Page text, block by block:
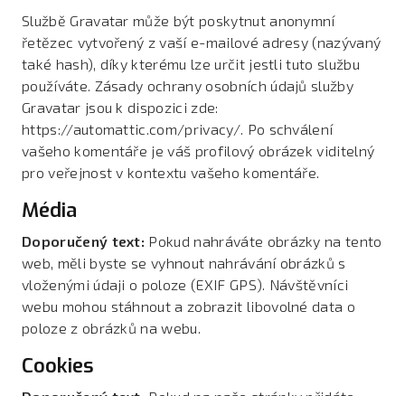
Službě Gravatar může být poskytnut anonymní
řetězec vytvořený z vaší e-mailové adresy (nazývaný
také hash), díky kterému lze určit jestli tuto službu
používáte. Zásady ochrany osobních údajů služby
Gravatar jsou k dispozici zde:
https://automattic.com/privacy/. Po schválení
vašeho komentáře je váš profilový obrázek viditelný
pro veřejnost v kontextu vašeho komentáře.
Média
Doporučený text: Pokud nahráváte obrázky na tento
web, měli byste se vyhnout nahrávání obrázků s
vloženými údaji o poloze (EXIF GPS). Návštěvníci
webu mohou stáhnout a zobrazit libovolné data o
poloze z obrázků na webu.
Cookies